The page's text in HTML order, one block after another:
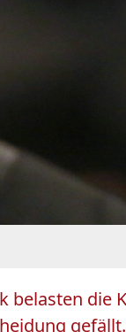
die
gefällt.